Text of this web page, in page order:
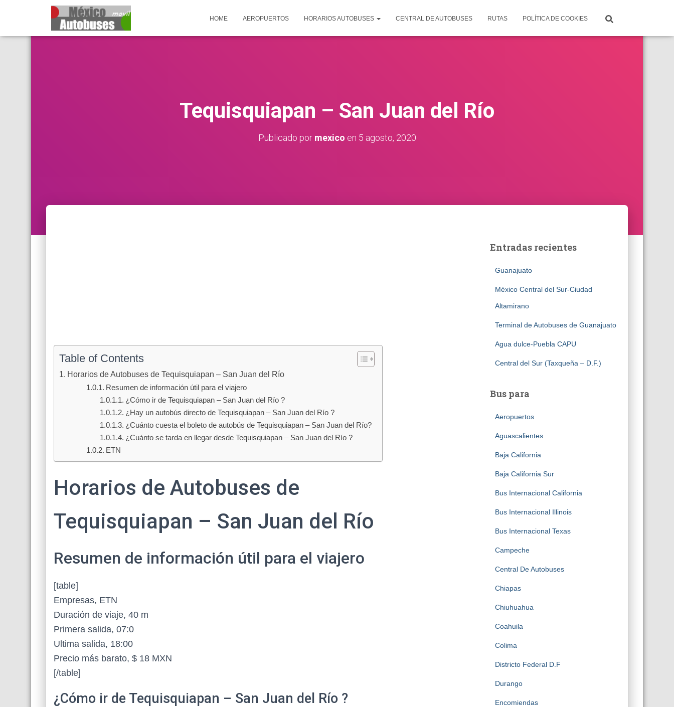
HOME AEROPUERTOS HORARIOS AUTOBUSES CENTRAL DE AUTOBUSES RUTAS POLÍTICA DE COOKIES
Tequisquiapan – San Juan del Río
Publicado por mexico en 5 agosto, 2020
Table of Contents
Horarios de Autobuses de Tequisquiapan – San Juan del Río
Resumen de información útil para el viajero
¿Cómo ir de Tequisquiapan – San Juan del Río ?
¿Hay un autobús directo de Tequisquiapan – San Juan del Río ?
¿Cuánto cuesta el boleto de autobús de Tequisquiapan – San Juan del Río?
¿Cuánto se tarda en llegar desde Tequisquiapan – San Juan del Río ?
ETN
Horarios de Autobuses de
Tequisquiapan – San Juan del Río
Resumen de información útil para el viajero
[table]
Empresas, ETN
Duración de viaje, 40 m
Primera salida, 07:0
Ultima salida, 18:00
Precio más barato, $ 18 MXN
[/table]
¿Cómo ir de Tequisquiapan – San Juan del Río ?
Entradas recientes
Guanajuato
México Central del Sur-Ciudad
Altamirano
Terminal de Autobuses de Guanajuato
Agua dulce-Puebla CAPU
Central del Sur (Taxqueña – D.F.)
Bus para
Aeropuertos
Aguascalientes
Baja California
Baja California Sur
Bus Internacional California
Bus Internacional Illinois
Bus Internacional Texas
Campeche
Central De Autobuses
Chiapas
Chiuhuahua
Coahuila
Colima
Districto Federal D.F
Durango
Encomiendas